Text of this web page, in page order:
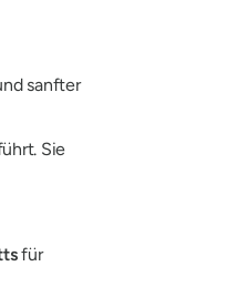
sanfter
Sie
für